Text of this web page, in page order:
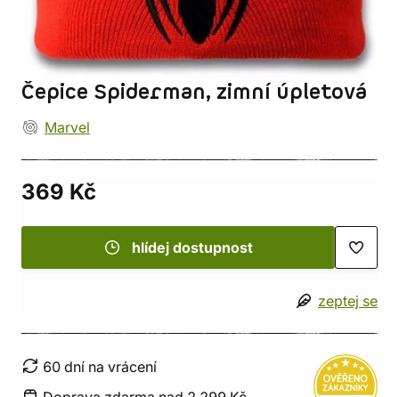
Čepice Spiderman, zimní úpletová
Marvel
369 Kč
hlídej dostupnost
zeptej se
60 dní na vrácení